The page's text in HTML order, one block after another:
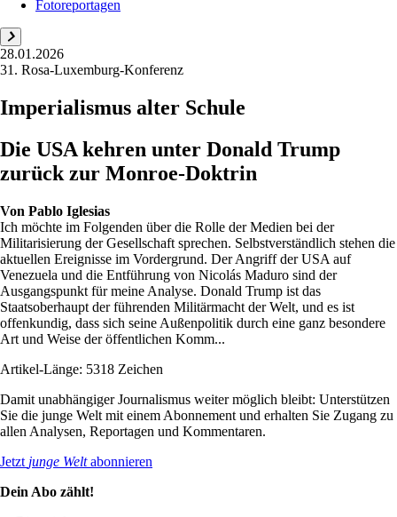
Fotoreportagen
28.01.2026
31. Rosa-Luxemburg-Konferenz
Imperialismus alter Schule
Die USA kehren unter Donald Trump
zurück zur Monroe-Doktrin
Von Pablo Iglesias
Ich möchte im Folgenden über die Rolle der Medien bei der
Militarisierung der Gesellschaft sprechen. Selbstverständlich stehen die
aktuellen Ereignisse im Vordergrund. Der Angriff der USA auf
Venezuela und die Entführung von Nicolás Maduro sind der
Ausgangspunkt für meine Analyse. Donald Trump ist das
Staatsoberhaupt der führenden Militärmacht der Welt, und es ist
offenkundig, dass sich seine Außenpolitik durch eine ganz besondere
Art und Weise der öffentlichen Komm...
Artikel-Länge: 5318 Zeichen
Damit unabhängiger Journalismus weiter möglich bleibt: Unterstützen
Sie die junge Welt mit einem Abonnement und erhalten Sie Zugang zu
allen Analysen, Reportagen und Kommentaren.
Jetzt junge Weltabonnieren
Dein Abo zählt!